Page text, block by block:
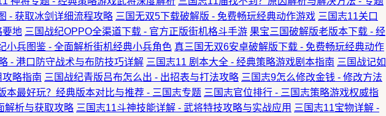
- 获取冰剑详细流程攻略 三国无双5下载破解版 - 免费畅玩经典动作游戏 三国志11关口
要地 三国战纪OPPO全渠道下载 - 官方正版街机格斗手游 果宝三国破解版老版本下载 - 经
小兵图鉴 - 全面解析街机经典小兵角色 真三国无双6安卓破解版下载 - 免费畅玩经典动作
- 港口防守战术与布防技巧详解 三国志11 剧本大全 - 经典策略游戏剧本指南 三国战记如
略指南 三国战纪青版吕布怎么出 - 出招表与打法攻略 三国志9怎么修改金钱 - 修改方法
本最好玩？经典版本对比与推荐 - 三国志专题 三国志官位排行 - 三国志策略游戏权威指
解析与获取攻略 三国志11斗神技能详解 - 武将特技攻略与实战应用 三国志11宝物详解 -